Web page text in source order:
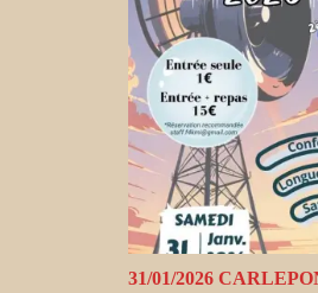
31/01/2026